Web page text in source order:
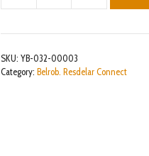
card
mängd
SKU: YB-032-00003
Category: Belrob. Resdelar Connect